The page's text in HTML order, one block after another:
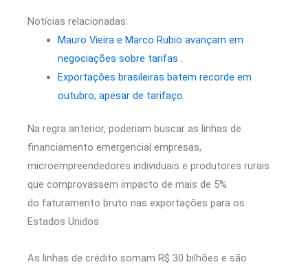
Notícias relacionadas:
Mauro Vieira e Marco Rubio avançam em
negociações sobre tarifas .
Exportações brasileiras batem recorde em
outubro, apesar de tarifaço.
Na regra anterior, poderiam buscar as linhas de
financiamento emergencial empresas,
microempreendedores individuais e produtores rurais
que comprovassem impacto de mais de 5%
do faturamento bruto nas exportações para os
Estados Unidos.
As linhas de crédito somam R$ 30 bilhões e são